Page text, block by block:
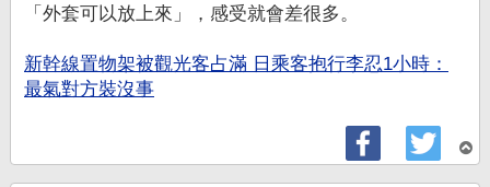
「外套可以放上來」，感受就會差很多。
新幹線置物架被觀光客占滿 日乘客抱行李忍1小時：
最氣對方裝沒事
頂